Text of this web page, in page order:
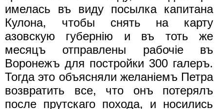
имелась въ виду посылка капитана
Кулона, чтобы снять на карту
азовскую губернiю и въ тоть же
месяцъ отправлены рабочiе въ
Воронежъ для постройки 300 галеръ.
Тогда это объясняли желанiемъ Петра
возвратить все, что онъ потерялъ
после прутскаго похода, и носились